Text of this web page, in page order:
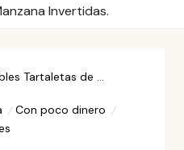
Invertidas.
Irresistibles Tartaletas de Manzana Invertidas.
Con poco dinero